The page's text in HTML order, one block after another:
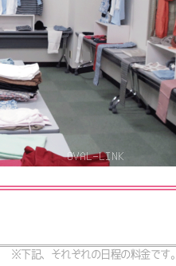
※下記、それぞれの日程の料金です。